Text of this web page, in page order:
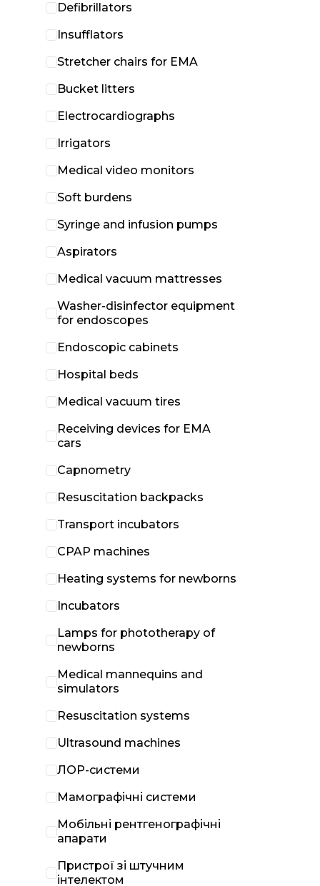
Defibrillators
Insufflators
Stretcher chairs for EMA
Bucket litters
Electrocardiographs
Irrigators
Medical video monitors
Soft burdens
Syringe and infusion pumps
Aspirators
Medical vacuum mattresses
Washer-disinfector equipment
for endoscopes
Endoscopic cabinets
Hospital beds
Medical vacuum tires
Receiving devices for EMA
cars
Capnometry
Resuscitation backpacks
Transport incubators
CPAP machines
Heating systems for newborns
Incubators
Lamps for phototherapy of
newborns
Medical mannequins and
simulators
Resuscitation systems
Ultrasound machines
ЛОР-системи
Мамографічні системи
Мобільні рентгенографічні
апарати
Пристрої зі штучним
інтелектом